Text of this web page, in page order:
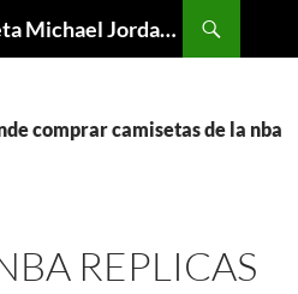
【Envío Gratis】Camiseta Michael Jordan NBA Barata
comprar camisetas de la nba
REPLICAS